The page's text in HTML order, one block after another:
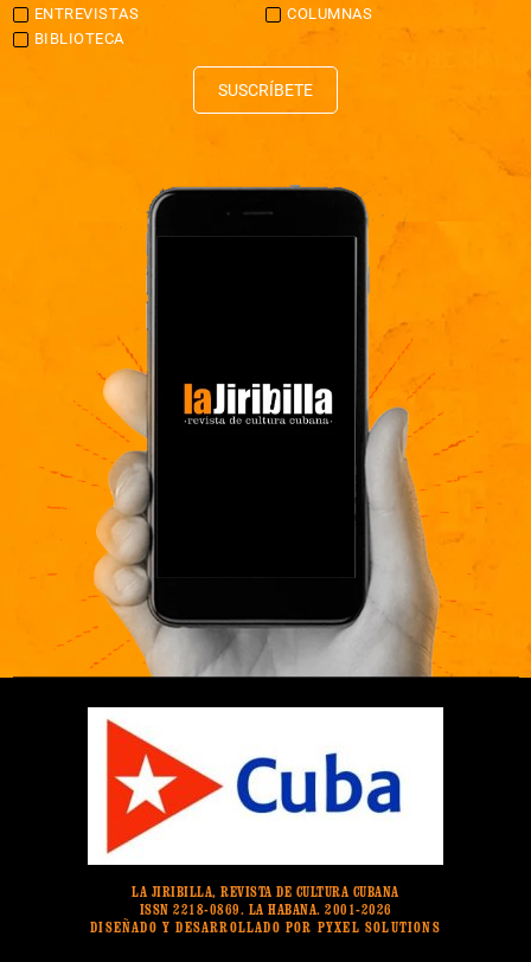
ENTREVISTAS
COLUMNAS
BIBLIOTECA
SUSCRÍBETE
LA JIRIBILLA, REVISTA DE CULTURA CUBANA
ISSN 2218-0869. LA HABANA. 2001-2026
DISEÑADO Y DESARROLLADO POR PYXEL SOLUTIONS